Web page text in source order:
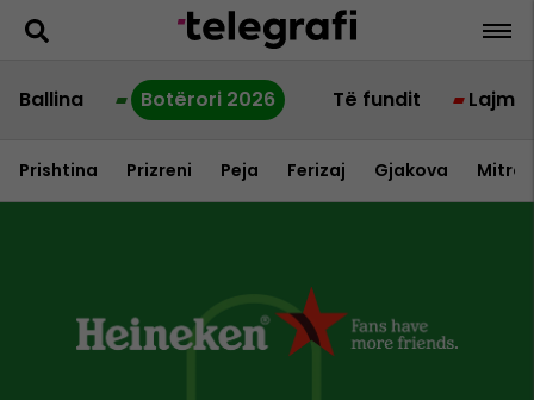
Ballina Botërori 2026 Të fundit Lajme
Prishtina Prizreni Peja Ferizaj Gjakova